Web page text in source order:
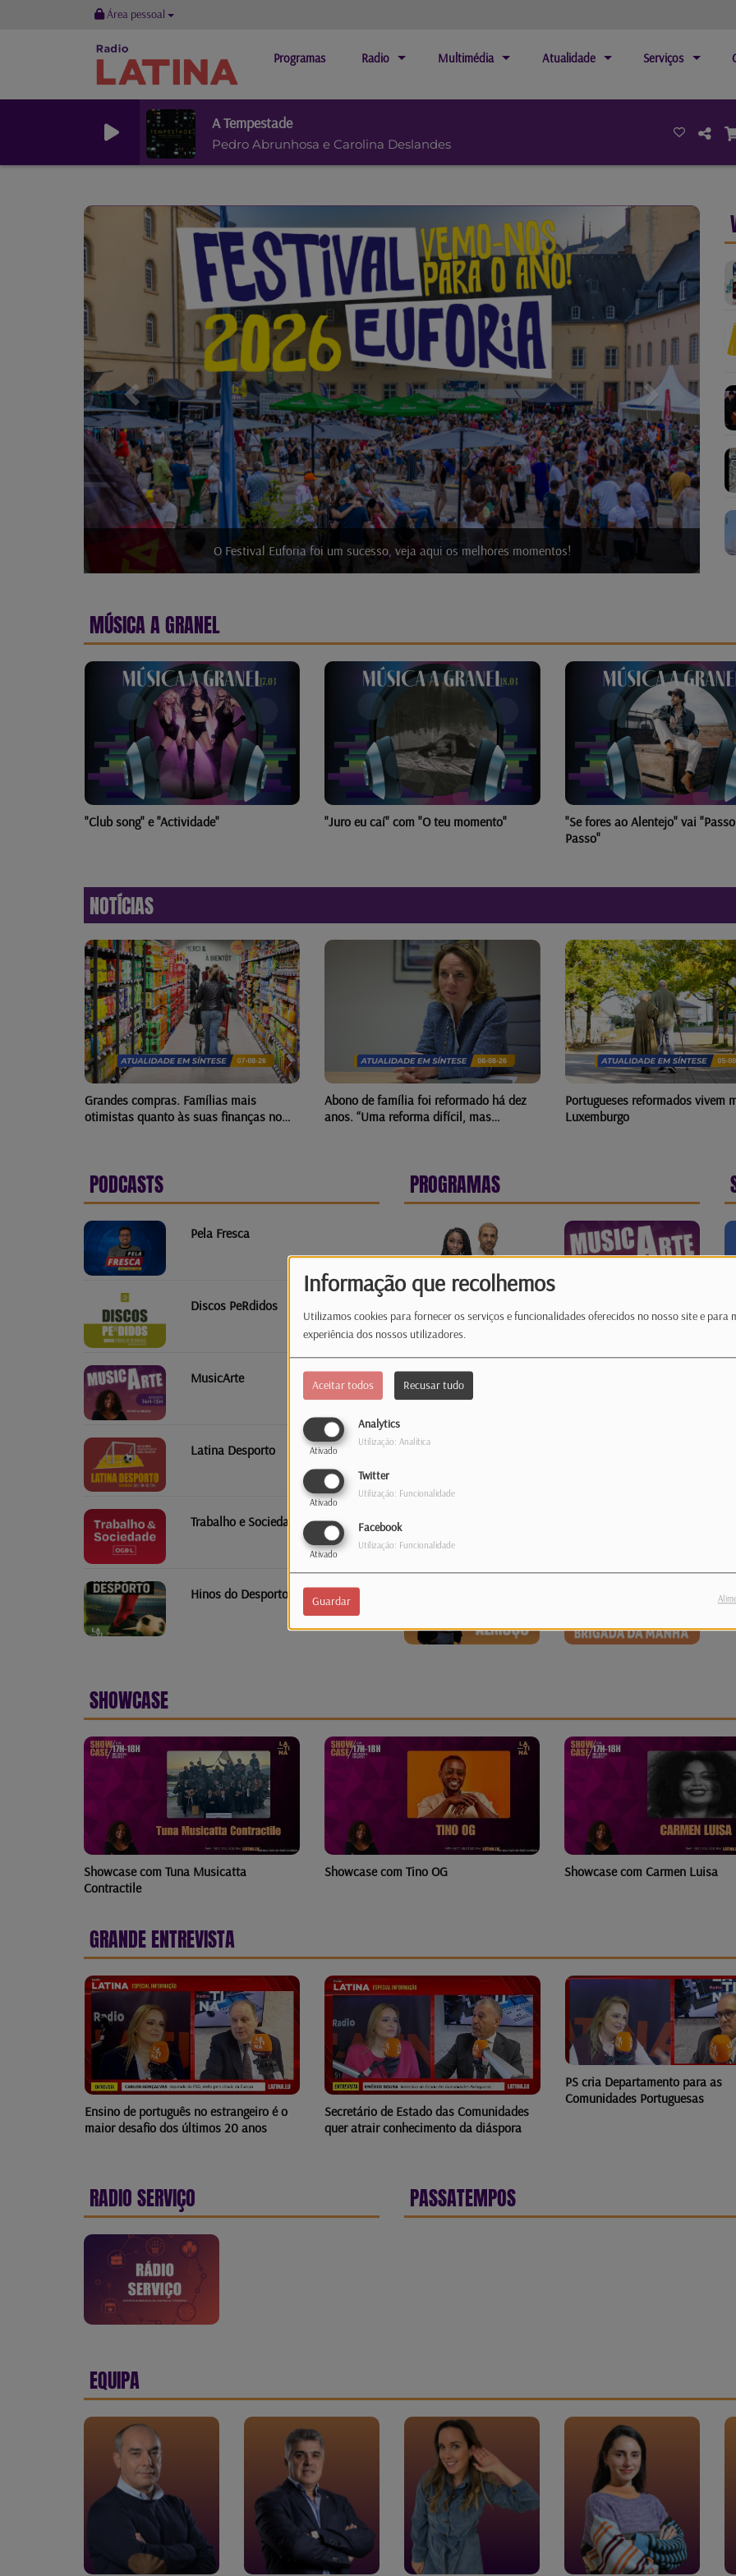
Informação que recolhemos
Utilizamos cookies para fornecer os serviços e funcionalidades oferecidos no nosso site e para
experiência dos nossos utilizadores.
Aceitar todos Recusar tudo
Analytics
Ativado
Utilização: Analítica
Twitter
Ativado
Utilização: Funcionalidade
Facebook
Ativado
Utilização: Funcionalidade
Guardar
Área pessoal
Programas Radio Multimédia Atualidade Serviços
A Tempestade
Pedro Abrunhosa e Carolina Deslandes
A TMUC pela Radio Latina!
MÚSICA A GRANEL
"Club song" e "Actividade" "Juro eu caí" com "O teu momento"
"Se fores ao Alentejo" vai "Passo a
Passo"
NOTÍCIAS
Grandes compras. Famílias mais
otimistas quanto às suas finanças no
Abono de família foi reformado há dez
anos. “Uma reforma difícil, mas
Portugueses reformados vivem
Luxemburgo
PODCASTS
Pela Fresca
Discos PeRdidos
MusicArte
Latina Desporto
Trabalho e Sociedade
Hinos do Desporto
PROGRAMAS
SHOWCASE
Showcase com Tuna Musicatta
Contractile
Showcase com Tino OG Showcase com Carmen Luisa
GRANDE ENTREVISTA
Ensino de português no estrangeiro é o
maior desafio dos últimos 20 anos
Secretário de Estado das Comunidades
quer atrair conhecimento da diáspora
PS cria Departamento para as
Comunidades Portuguesas
RADIO SERVIÇO PASSATEMPOS
EQUIPA